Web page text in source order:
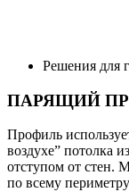
Решения для
ПАРЯЩИЙ
Профиль
воздухе” потолка
отступом от стен.
по всему